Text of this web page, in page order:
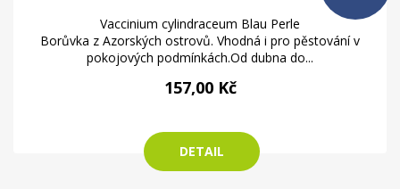
Vaccinium cylindraceum Blau Perle
Borůvka z Azorských ostrovů. Vhodná i pro pěstování v
pokojových podmínkách.Od dubna do...
157,00 Kč
DETAIL